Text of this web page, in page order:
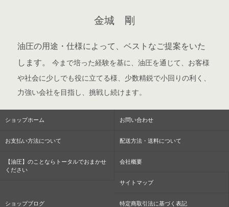
金城 剛
油圧の用途・仕様によって、ベストなご提案をいた
します。
今まで培った経験を基に、油圧を通じて、お客様
や社会に少しでも役に立てる様、少数精鋭で小回りの利く、
力強い会社を目指し、挑戦し続けます。
ショップホーム お問い合わせ
お支払い方法について 配送方法・送料について
【油圧】のことならトータルでおまかせ
ください
会社概要
サイトマップ
ショップブログ 特定商取引法に基づく表記